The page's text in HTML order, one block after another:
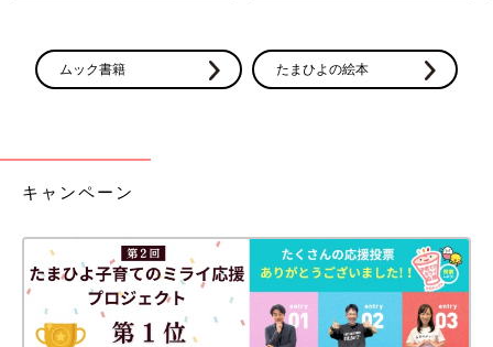
ムック書籍 たまひよの絵本
キャンペーン